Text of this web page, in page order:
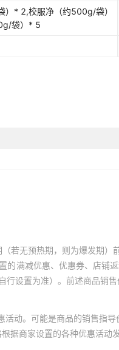
* 2,校服净（约500g/袋）
袋）* 5
若无预热期，则为爆发期
满减优惠、优惠券、店
设置为准）。前述商品销
动。可能是商品的销售指
商家设置的各种优惠活动